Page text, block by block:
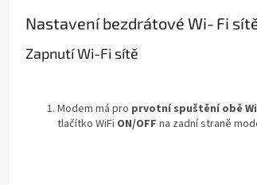
Nastavení bezdrátové Wi‑Fi
Zapnutí Wi-Fi sítě
Modem má pro prvotní spuštění obě
tlačítko WiFi ON/OFF na zadní straně